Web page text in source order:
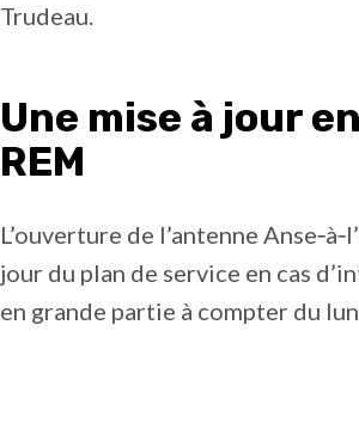
Trudeau.
Une mise à jour
REM
L’ouverture de l’antenne
jour du plan de service en cas
en grande partie à compter du